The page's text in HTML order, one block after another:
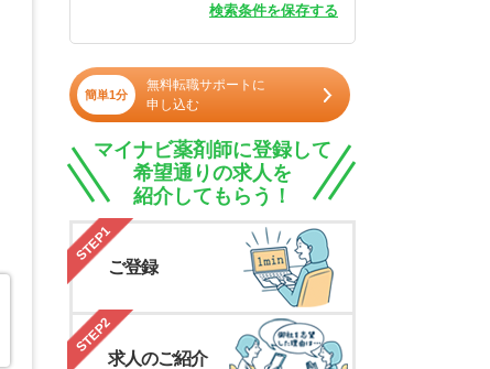
検索条件を保存する
簡単1分
無料転職サポートに
申し込む
マイナビ薬剤師に登録して
希望通りの求人を
紹介してもらう！
STEP1
ご登録
STEP2
求人のご紹介